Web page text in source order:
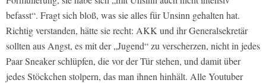
befasst“. Fragt sich bloß, was sie alles für Unsinn gehalten hat.
Richtig verstanden, hätte sie recht: AKK und ihr Generalsekretär
sollten aus Angst, es mit der „Jugend“ zu verscherzen, nicht in jedes
Paar Sneaker schlüpfen, die vor der Tür stehen, und damit über
jedes Stöckchen stolpern, das man ihnen hinhält. Alle Youtuber